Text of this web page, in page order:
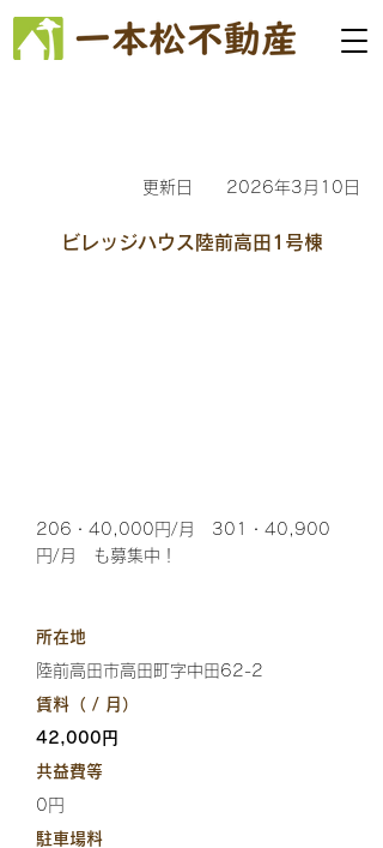
更新日 2026年3月10日
ビレッジハウス陸前高田1号棟
206・40,000円/月 301・40,900
円/月 も募集中！
所在地
陸前高田市高田町字中田62-2
賃料（ / 月）
42,000円
共益費等
0円
駐車場料